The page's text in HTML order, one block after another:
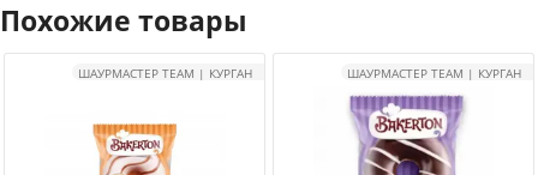
Похожие товары
ШАУРМАСТЕР TEAM | КУРГАН ШАУРМАСТЕР TEAM | КУРГАН